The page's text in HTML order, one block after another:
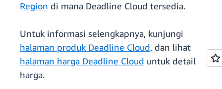
Region di mana Deadline Cloud tersedia.
Untuk informasi selengkapnya, kunjungi
halaman produk Deadline Cloud, dan lihat
halaman harga Deadline Cloud untuk detail
harga.